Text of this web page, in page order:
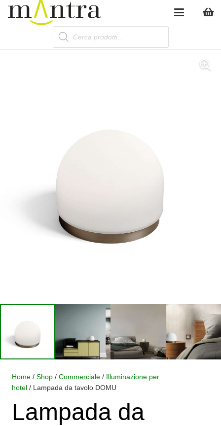
Products
search
Home / Shop / Commerciale / Illuminazione per
hotel / Lampada da tavolo DOMU
Lampada da